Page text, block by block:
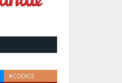
#CODICE